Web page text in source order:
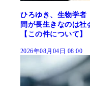
ひろゆき、生物学
間が長生きなのは社
【この件について】
2026年08月04日 08:00